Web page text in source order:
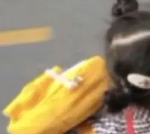
Iceberg V3 格式。
议中心开幕。本届大会
质量创新联盟主办，以
原生时代的质量新范
验室走向规模化产业落地
，《2026智能研发生产力
云测的Testin XAge
试领域代表产品。对CI
变：AI测试正在从效率
础设施。 CIO面对的新
一篇关于 ADT
就回不去了。Alex Fedos
基石"。 他说的东西不新
），尤其是和类型
楚了一件事：这不是类
常编码的思维方式。 文
。一个网站的深色主题
业 AI 平台 Clou
开源项目 Cloudflare O
，你会觉得这是又一